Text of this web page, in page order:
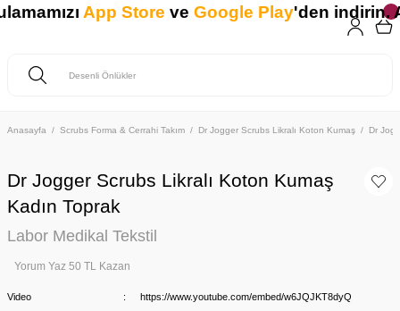
Anasayfa Scrubs Forma & Cerrahi Takım Dr Jogger Scrubs Likralı Koton Kumaş Dr
Dr Jogger Scrubs Likralı Koton Kumaş
Kadın Toprak
Labor Medikal Tekstil
Yorum Yaz 50 TL Kazan
Video https://www.youtube.com/embed/w6JQJKT8dyQ
App StoreveGoogle Play'den indirin.